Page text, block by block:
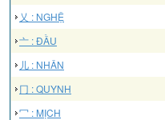
乂 : NGHỆ
亠 : ĐẦU
儿 : NHÂN
冂 : QUYNH
冖 : MỊCH